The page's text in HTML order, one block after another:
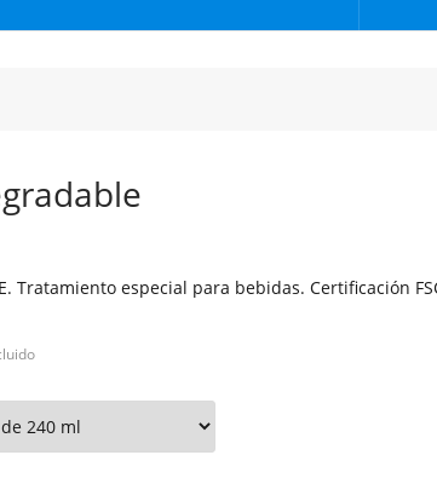
Tratamiento especial para bebidas. Certificación